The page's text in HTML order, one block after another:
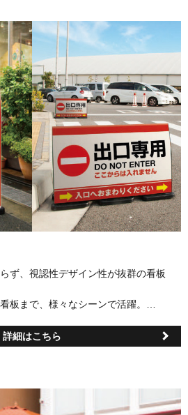
ず、視認性デザイン性が抜群の看板
板まで、様々なシーンで活躍。
グワイドの５種類。
容によって使い分けて頂けます。
スで作成する「ハーフ」タイプはリー
、驚きの低価格を実現。
詳細はこちら